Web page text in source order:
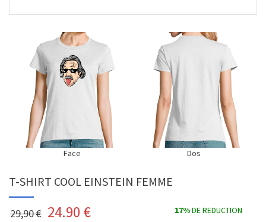
Face Dos
T-SHIRT COOL EINSTEIN FEMME
29,90 € 24.90 € 17%DE REDUCTION